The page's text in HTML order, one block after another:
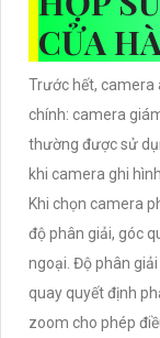
CỬA
Trước hết, camera
chính: camera
thường được sử
khi camera ghi
Khi chọn camera
độ phân giải, góc
ngoại. Độ phân
quay quyết định
zoom cho phép